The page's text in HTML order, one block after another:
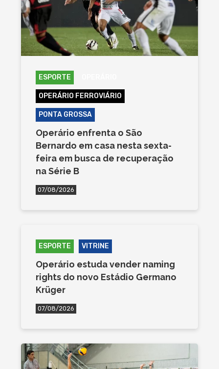
ESPORTE
OPERÁRIO FERROVIÁRIO
PONTA GROSSA
Operário enfrenta o São
Bernardo em casa nesta sexta-
feira em busca de recuperação
na Série B
07/08/2026
ESPORTE VITRINE
Operário estuda vender naming
rights do novo Estádio Germano
Krüger
07/08/2026